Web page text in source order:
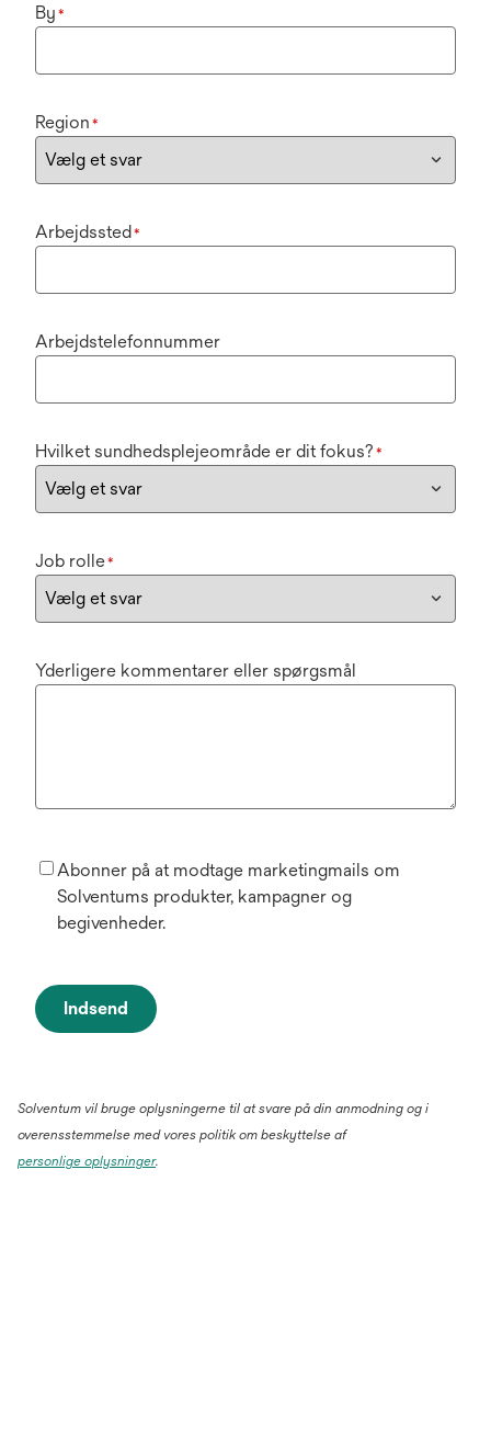
By *
Region *
Arbejdssted*
Arbejdstelefonnummer
Hvilket sundhedsplejeområde er dit fokus? *
Job rolle*
Yderligere kommentarer eller spørgsmål
Abonner på at modtage marketingmails om
Solventums produkter, kampagner og
begivenheder.
Indsend
Solventum vil bruge oplysningerne til at svare på din anmodning og i
overensstemmelse med vores politik om beskyttelse af
personlige oplysninger.